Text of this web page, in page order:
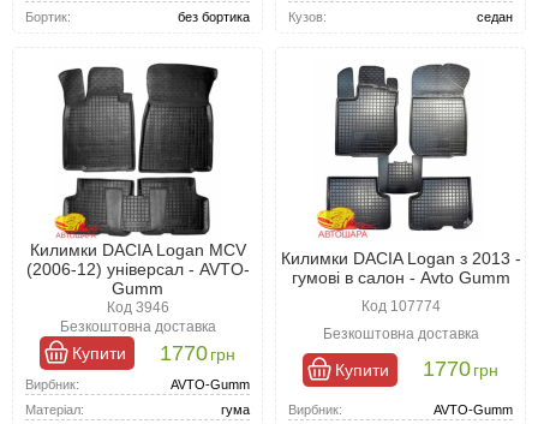
Бортик:
без бортика
Кузов:
седан
Килимки DACIA Logan MCV
(2006-12) універсал - AVTO-
Gumm
Код 3946
Безкоштовна доставка
Купити 1770грн
Вирбник:
AVTO-Gumm
Матеріал:
гума
Килимки DACIA Logan з 2013 -
гумові в салон - Avto Gumm
Код 107774
Безкоштовна доставка
Купити 1770грн
Вирбник:
AVTO-Gumm